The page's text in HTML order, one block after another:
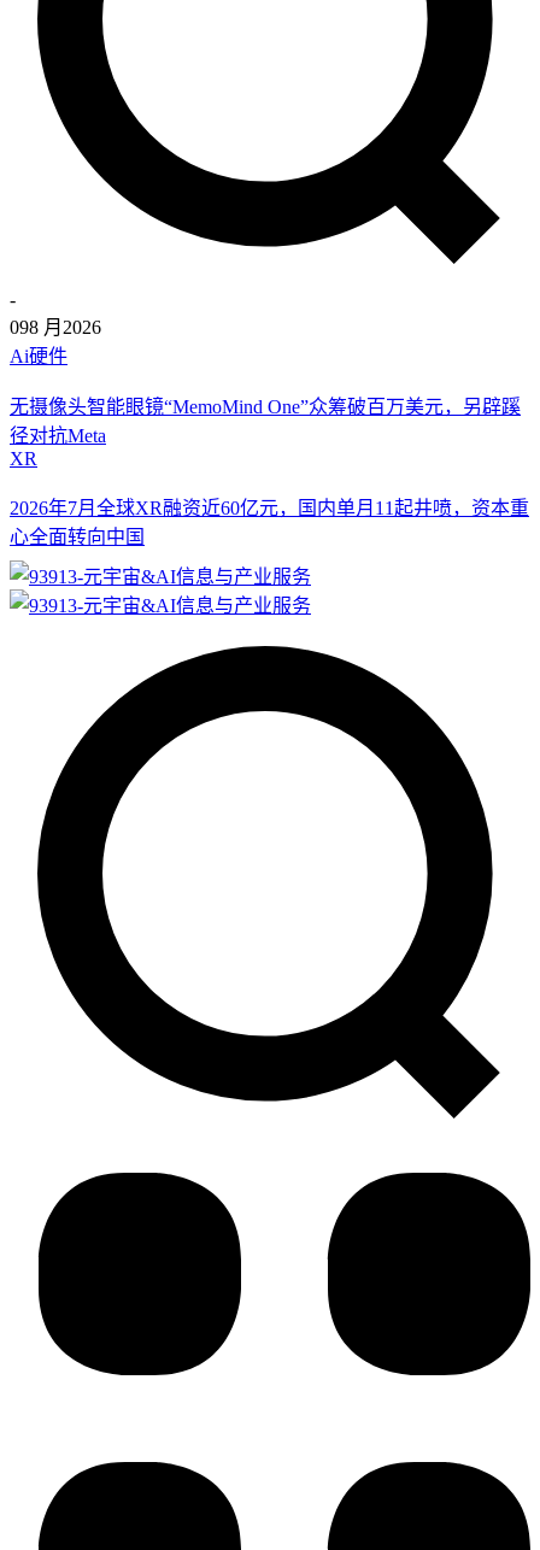
-
098 月 2026
Ai硬件
无摄像头智能眼镜“MemoMind One”众筹破百万美元，另辟蹊
径对抗Meta
XR
2026年7月全球XR融资近60亿元，国内单月11起井喷，资本重
心全面转向中国